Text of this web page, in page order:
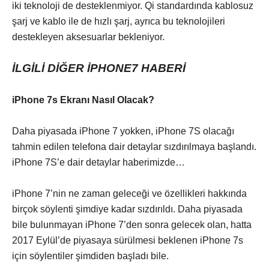
iki teknoloji de desteklenmiyor. Qi standardında kablosuz
şarj ve kablo ile de hızlı şarj, ayrıca bu teknolojileri
destekleyen aksesuarlar bekleniyor.
İLGİLİ DİĞER İPHONE7 HABERİ
iPhone 7s Ekranı Nasıl Olacak?
Daha piyasada iPhone 7 yokken, iPhone 7S olacağı
tahmin edilen telefona dair detaylar sızdırılmaya başlandı.
iPhone 7S’e dair detaylar haberimizde…
iPhone 7’nin ne zaman geleceği ve özellikleri hakkında
birçok söylenti şimdiye kadar sızdırıldı. Daha piyasada
bile bulunmayan iPhone 7’den sonra gelecek olan, hatta
2017 Eylül’de piyasaya sürülmesi beklenen iPhone 7s
için söylentiler şimdiden başladı bile.